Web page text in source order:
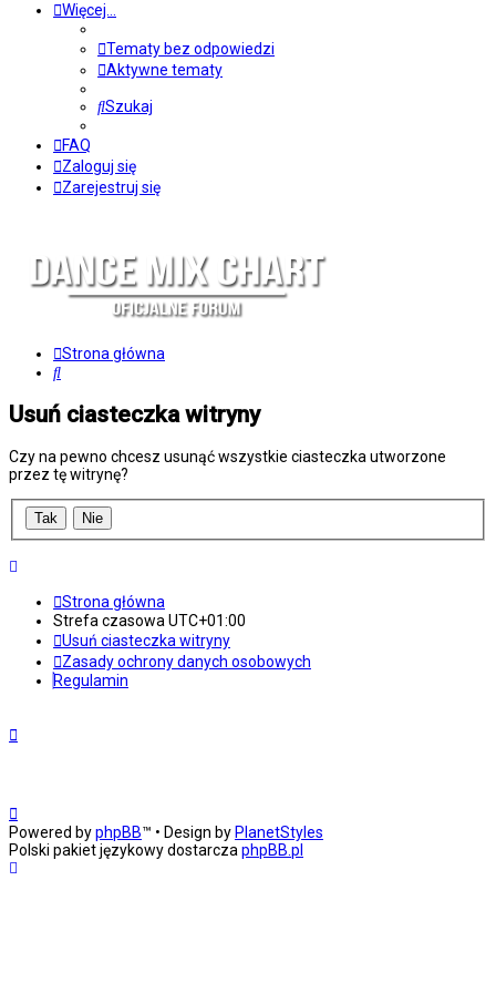
Więcej…
Tematy bez odpowiedzi
Aktywne tematy
Szukaj
FAQ
Zaloguj się
Zarejestruj się
Strona główna
Szukaj
Usuń ciasteczka witryny
Czy na pewno chcesz usunąć wszystkie ciasteczka utworzone
przez tę witrynę?
Strona główna
Strefa czasowaUTC+01:00
Usuń ciasteczka witryny
Zasady ochrony danych osobowych
Regulamin
Powered byphpBB™ • Design by PlanetStyles
Polski pakiet językowy dostarczaphpBB.pl